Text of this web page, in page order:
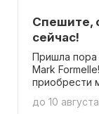
Спешите,
сейчас!
Пришла пора
Mark
приобрести
стильные
до 10